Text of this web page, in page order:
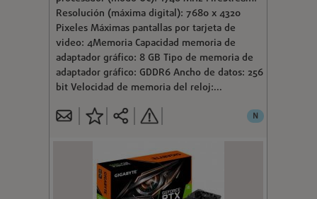
Resolución (máxima digital): 7680 x 4320
Pixeles Máximas pantallas por tarjeta de
video: 4Memoria Capacidad memoria de
adaptador gráfico: 8 GB Tipo de memoria de
adaptador gráfico: GDDR6 Ancho de datos: 256
bit Velocidad de memoria del reloj:...
N